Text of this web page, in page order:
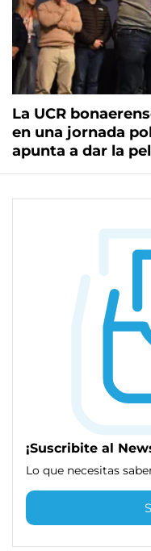
La UCR
en una jornada
apunta a dar la
¡Suscribite al
Lo que necesitas